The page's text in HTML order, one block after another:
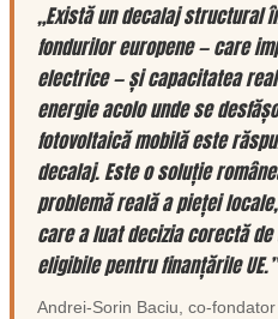
„Există un decalaj structural
fondurilor europene — care
electrice — și capacitatea
energie acolo unde se
fotovoltaică mobilă este
decalaj. Este o soluție
problemă reală a pieței
care a luat decizia corectă
eligibile pentru finanțările UE.”
Andrei-Sorin Baciu, co-fondator